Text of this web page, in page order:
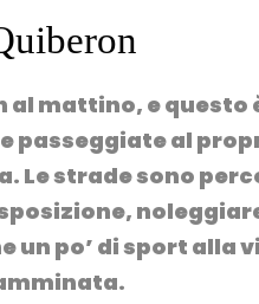
al mattino, e questo
passeggiate al
Le strade sono
un po’ di sport alla